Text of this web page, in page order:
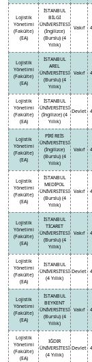
Lojistik
Yönetimi
(Fakülte)
(EA)
İSTANBUL
BİLGİ
ÜNİVERSİTESİ
(İngilizce)
(Burslu) (4
Yıllık)
Vakıf
Lojistik
Yönetimi
(Fakülte)
(EA)
İSTANBUL
AREL
ÜNİVERSİTESİ
(Burslu) (4
Yıllık)
Vakıf
Lojistik
Yönetimi
(Fakülte)
(EA)
İSTANBUL
ÜNİVERSİTESİ
(İngilizce) (4
Yıllık)
Devlet
Lojistik
Yönetimi
(Fakülte)
(EA)
PİRİ REİS
ÜNİVERSİTESİ
(İngilizce)
(Burslu) (4
Yıllık)
Vakıf
Lojistik
Yönetimi
(Fakülte)
(EA)
İSTANBUL
MEDİPOL
ÜNİVERSİTESİ
(Burslu) (4
Yıllık)
Vakıf
Lojistik
Yönetimi
(Fakülte)
(EA)
İSTANBUL
TİCARET
ÜNİVERSİTESİ
(Burslu) (4
Yıllık)
Vakıf
Lojistik
Yönetimi
(Fakülte)
(EA)
İSTANBUL
ÜNİVERSİTESİ
(4 Yıllık)
Devlet
Lojistik
Yönetimi
(Fakülte)
(EA)
İSTANBUL
BEYKENT
ÜNİVERSİTESİ
(Burslu) (4
Yıllık)
Vakıf
Lojistik
Yönetimi
(Fakülte)
(EA)
IĞDIR
ÜNİVERSİTESİ
(4 Yıllık)
Devlet